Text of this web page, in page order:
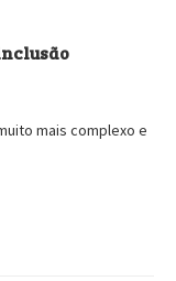
mais complexo e